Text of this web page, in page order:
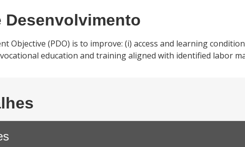
Desenvolvimento
Objective (PDO) is to improve: (i) access and learning
education and training aligned with identified labor